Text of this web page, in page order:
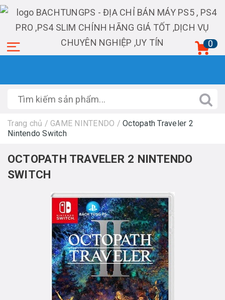
0
Trang chủ / GAME NINTENDO / Octopath Traveler 2
Nintendo Switch
OCTOPATH TRAVELER 2 NINTENDO
SWITCH